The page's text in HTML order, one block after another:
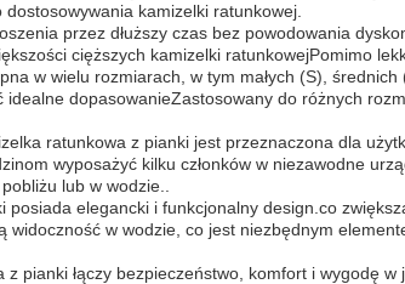
kamizelki ratunkowej.
przez dłuższy czas bez powodowania
cięższych kamizelki ratunkowejPomimo
w wielu rozmiarach, w tym małych (S),
idealne dopasowanieZastosowany do różnych
ratunkowa z pianki jest przeznaczona dla
wyposażyć kilku członków w niezawodne
lub w wodzie..
elegancki i funkcjonalny design.co
widoczność w wodzie, co jest niezbędnym
z pianki łączy bezpieczeństwo, komfort i wygodę